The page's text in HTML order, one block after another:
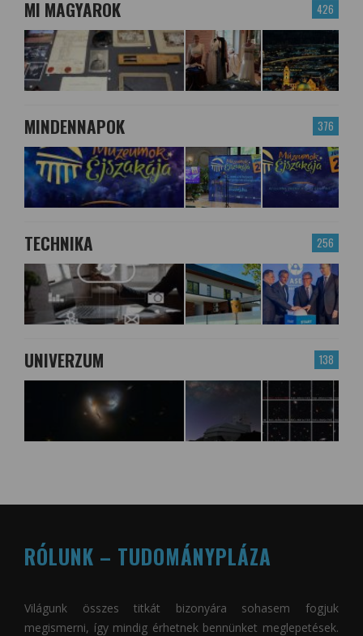
426
MI MAGYAROK
376
MINDENNAPOK
256
TECHNIKA
138
UNIVERZUM
RÓLUNK – TUDOMÁNYPLÁZA
Világunk összes titkát bizonyára sohasem fogjuk
megismerni, így mindig érhetnek bennünket meglepetések.